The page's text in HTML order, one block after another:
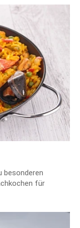
besonderen
für